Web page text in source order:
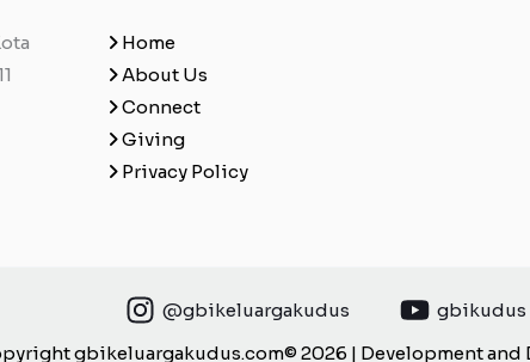
Home
About Us
Connect
Giving
Privacy Policy
@gbikeluargakudus
gbikudus
gbikeluargakudus.com© 2026 | Development and